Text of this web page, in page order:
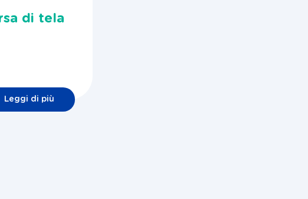
di tela
Leggi di più